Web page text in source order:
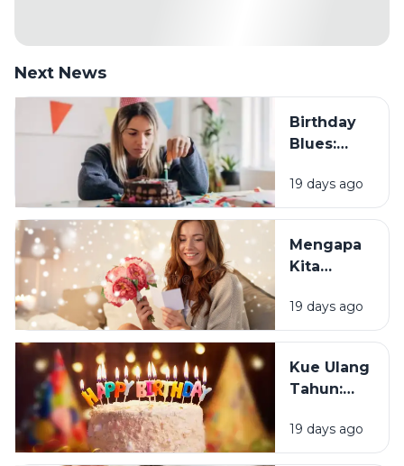
Next News
Birthday
Blues:
Sebagian
Orang
Merasa
Sedih Saat
Tahun?
19 days ago
Mengapa
Kita
Mendapat
Ucapan
Tahun?
19 days ago
Kue Ulang
Tahun:
Tradisi Ini
Berawal?
19 days ago